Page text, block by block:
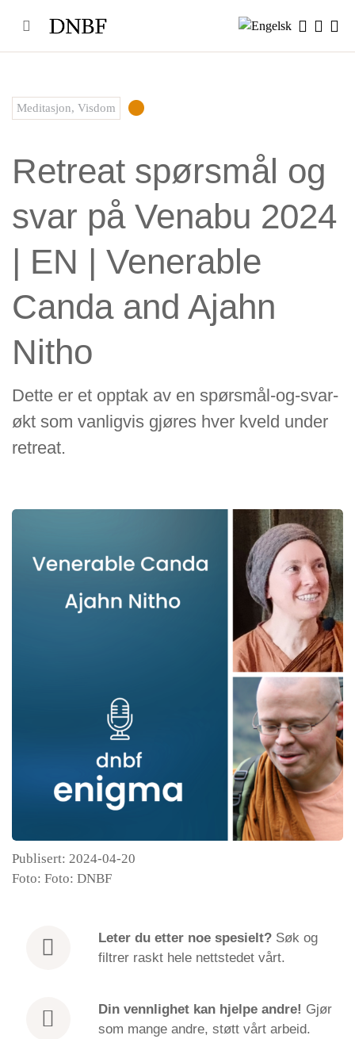
content
Meditasjon, Visdom
Retreat spørsmål og
svar på Venabu 2024
| EN | Venerable
Canda and Ajahn
Nitho
Dette er et opptak av en spørsmål-og-svar-
økt som vanligvis gjøres hver kveld under
retreat.
Publisert: 2024-04-20
Foto: Foto: DNBF
Leter du etternoe spesielt? Søk og
filtrer raskt hele nettstedet vårt.
Din vennlighet kan hjelpe andre! Gjør
som mange andre, støtt vårt arbeid.